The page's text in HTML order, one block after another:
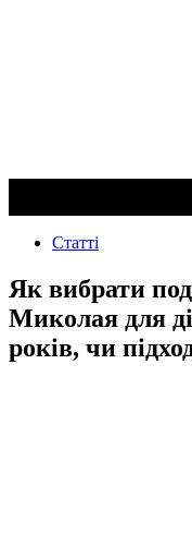
Статті
Як вибрати
Миколая для
років, чи